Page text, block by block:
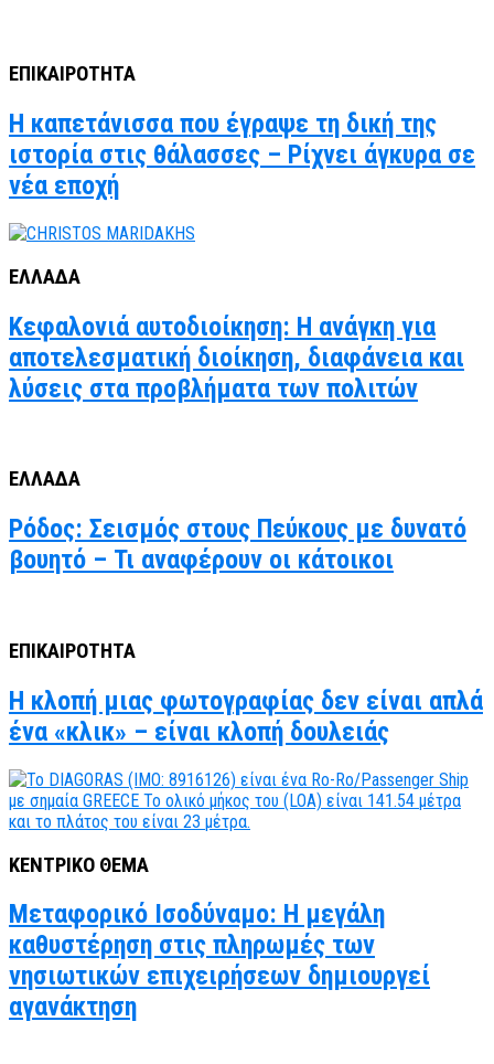
ΕΠΙΚΑΙΡΟΤΗΤΑ
Η καπετάνισσα που έγραψε τη δική της
ιστορία στις θάλασσες – Ρίχνει άγκυρα σε
νέα εποχή
ΕΛΛΑΔΑ
Κεφαλονιά αυτοδιοίκηση: Η ανάγκη για
αποτελεσματική διοίκηση, διαφάνεια και
λύσεις στα προβλήματα των πολιτών
ΕΛΛΑΔΑ
Ρόδος: Σεισμός στους Πεύκους με δυνατό
βουητό – Τι αναφέρουν οι κάτοικοι
ΕΠΙΚΑΙΡΟΤΗΤΑ
Η κλοπή μιας φωτογραφίας δεν είναι απλά
ένα «κλικ» – είναι κλοπή δουλειάς
ΚΕΝΤΡΙΚΟ ΘΕΜΑ
Μεταφορικό Ισοδύναμο: Η μεγάλη
καθυστέρηση στις πληρωμές των
νησιωτικών επιχειρήσεων δημιουργεί
αγανάκτηση